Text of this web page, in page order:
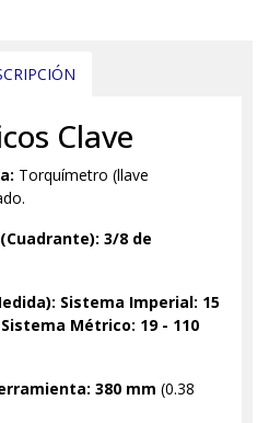
Clave
Torquímetro (llave
3/8 de
Sistema Imperial: 15
Sistema Métrico: 19 - 110
380 mm (0.38